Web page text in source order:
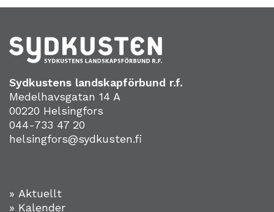
Sydkustens landskapförbund r.f.
Medelhavsgatan 14 A
00220 Helsingfors
044-733 47 20
helsingfors@sydkusten.fi
» Aktuellt
» Kalender